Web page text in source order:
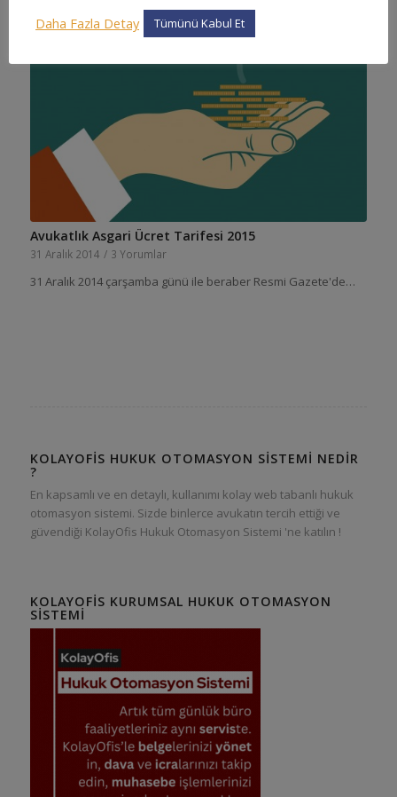
Avukatlık Asgari Ücret Tarifesi 2015
31 Aralık 2014 / 3 Yorumlar
31 Aralık 2014 çarşamba günü ile beraber Resmi Gazete'de…
KOLAYOFIS HUKUK OTOMASYON SISTEMI NEDIR
?
En kapsamlı ve en detaylı, kullanımı kolay web tabanlı hukuk
otomasyon sistemi. Sizde binlerce avukatın tercih ettiği ve
güvendiği KolayOfis Hukuk Otomasyon Sistemi 'ne katılın !
KOLAYOFIS KURUMSAL HUKUK OTOMASYON
SISTEMI
Daha Fazla Detay
Tümünü Kabul Et